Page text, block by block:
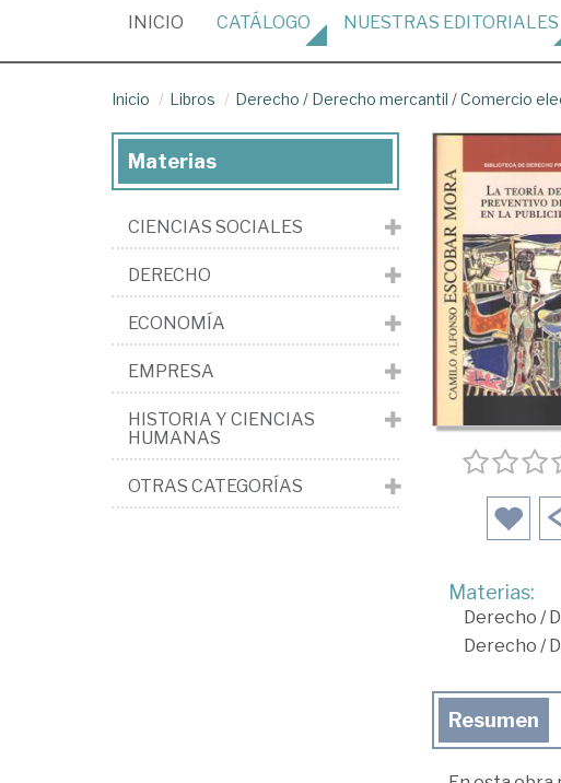
INICIO (CURRENT)
CATÁLOGO NUESTRAS EDITORIALES
Inicio Libros Derecho / Derecho mercantil /Comercio
Materias:
Derecho /
Derecho /
Resumen
Materias
CIENCIAS SOCIALES
DERECHO
ECONOMÍA
EMPRESA
HISTORIA Y CIENCIAS
HUMANAS
OTRAS CATEGORÍAS